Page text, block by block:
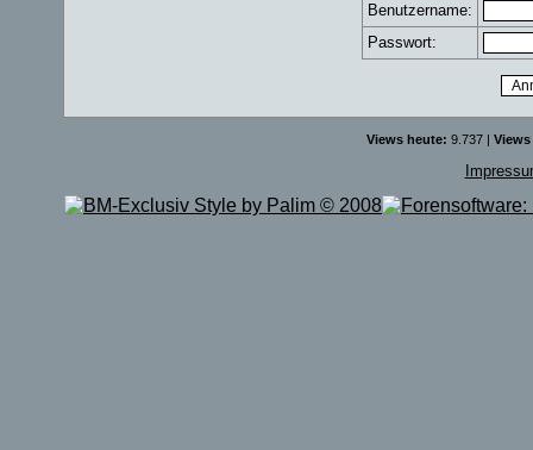
Benutzername:
Passwort:
Views heute: 9.737 |